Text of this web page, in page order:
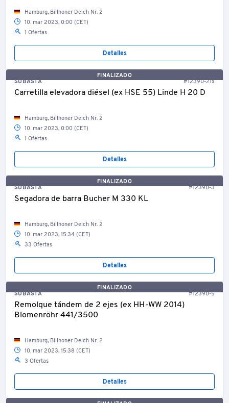
Hamburg, Billhoner Deich Nr. 2
10. mar 2023, 0:00 (CET)
1 Ofertas
Detalles
FINALIZADO
SUBASTA
#12390-21x
Carretilla elevadora diésel (ex HSE 55) Linde H 20 D
Hamburg, Billhoner Deich Nr. 2
10. mar 2023, 0:00 (CET)
1 Ofertas
Detalles
FINALIZADO
SUBASTA
#12390-3
Segadora de barra Bucher M 330 KL
Hamburg, Billhoner Deich Nr. 2
10. mar 2023, 15:34 (CET)
33 Ofertas
Detalles
FINALIZADO
SUBASTA
#12390-5
Remolque tándem de 2 ejes (ex HH-WW 2014)
Blomenröhr 441/3500
Hamburg, Billhoner Deich Nr. 2
10. mar 2023, 15:38 (CET)
3 Ofertas
Detalles